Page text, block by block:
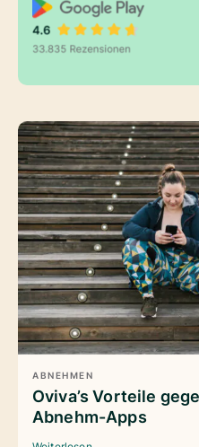
ABNEHMEN
Oviva’s Vorteile
Abnehm-Apps